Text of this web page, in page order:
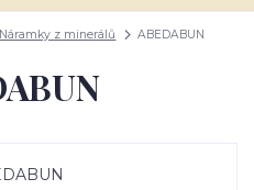
Náramky z minerálů ABEDABUN